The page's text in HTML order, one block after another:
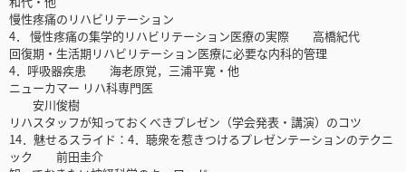
慢性疼痛のリハビリテーション
4． 慢性疼痛の集学的リハビリテーション医療の実際 高橋紀代
回復期・生活期リハビリテーション医療に必要な内科的管理
4．呼吸器疾患 海老原覚，三浦平寛・他
ニューカマー リハ科専門医
安川俊樹
リハスタッフが知っておくべきプレゼン（学会発表・講演）のコツ
14．魅せるスライド：4．聴衆を惹きつけるプレゼンテーションのテクニ
ック 前田圭介